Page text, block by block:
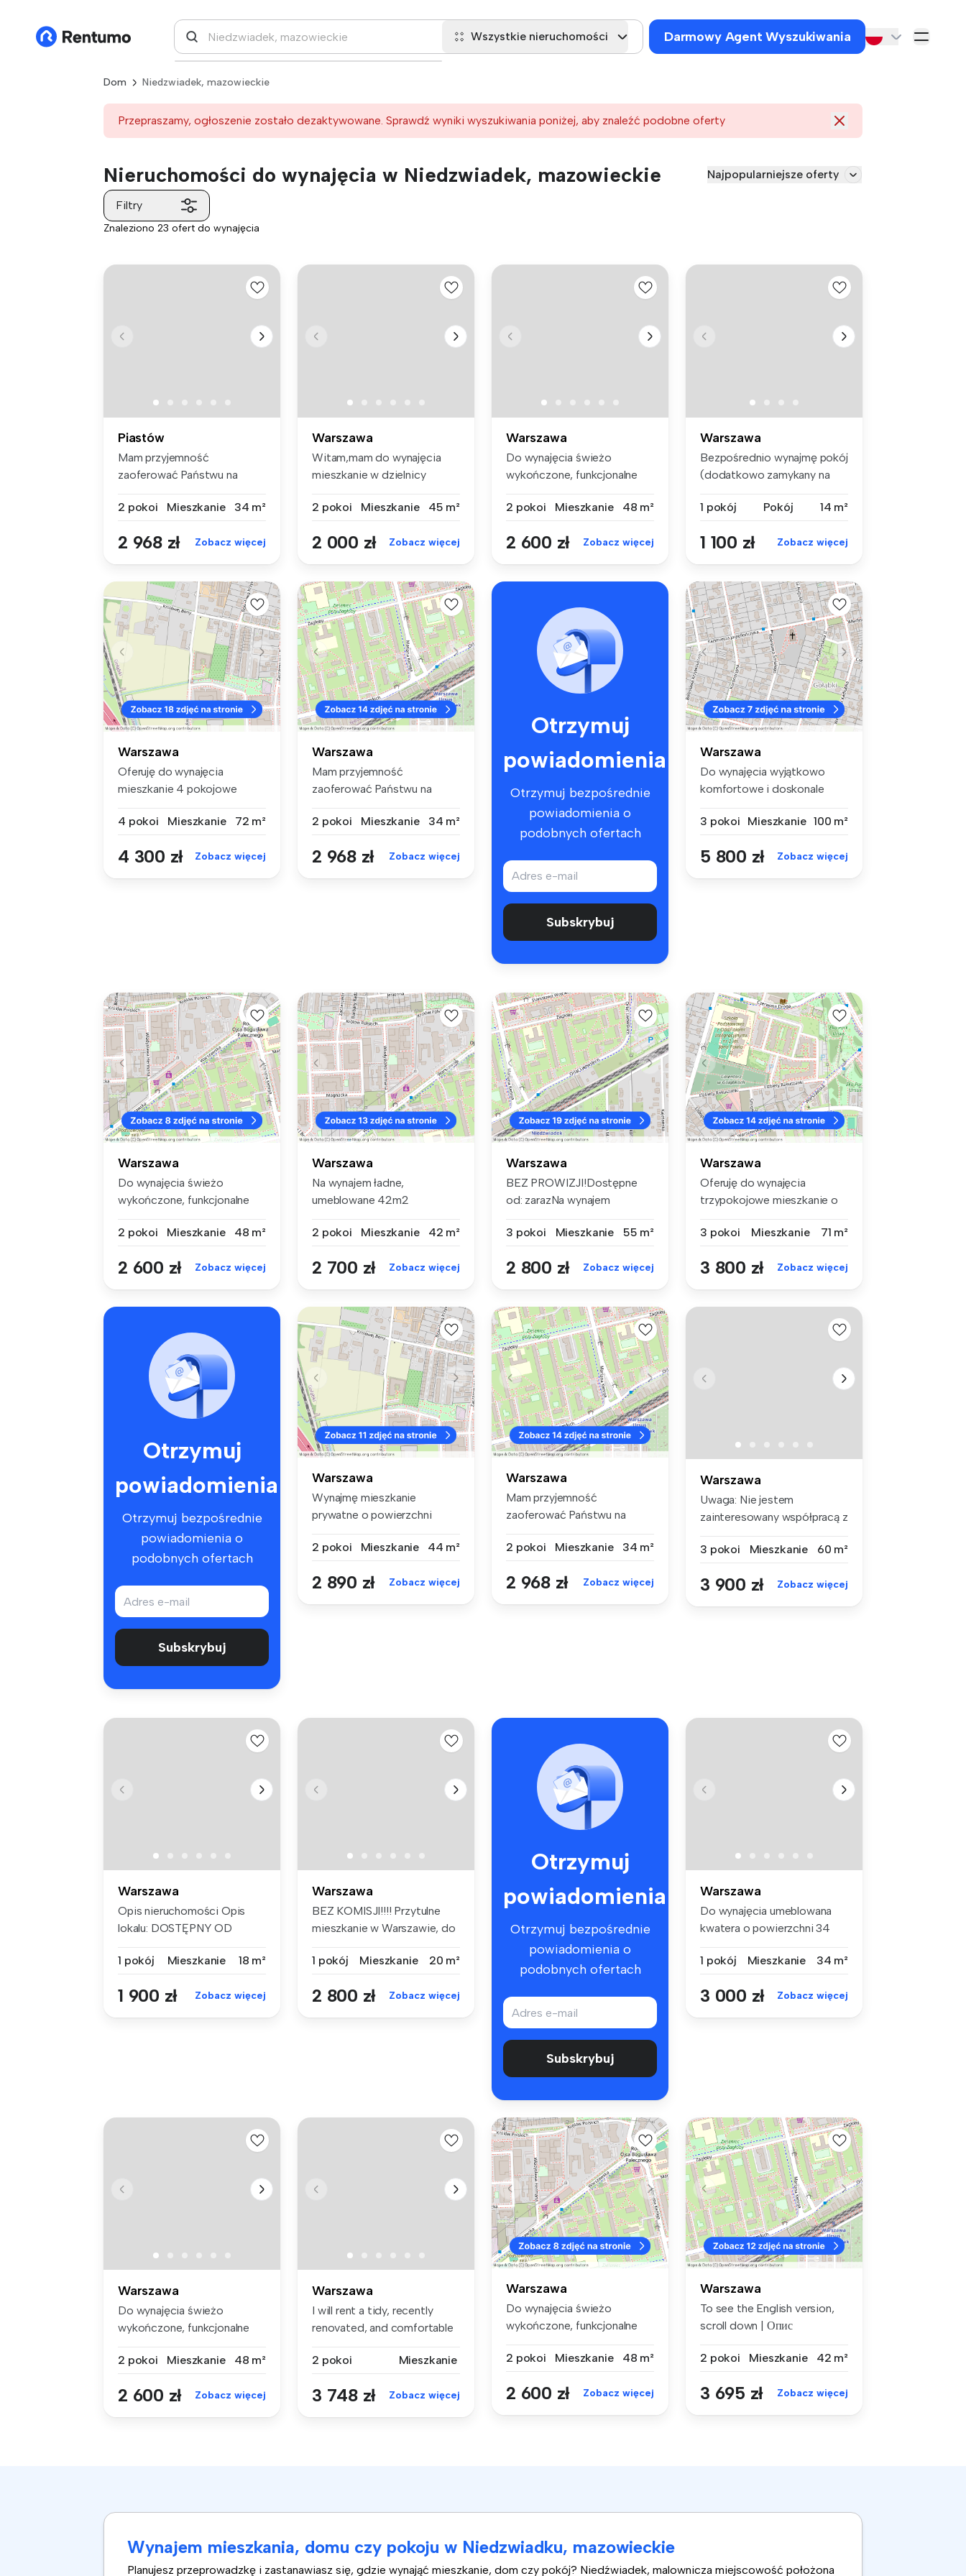
Wszystkie nieruchomości Darmowy Agent Wyszukiwania
Dom Niedzwiadek, mazowieckie
Przepraszamy, ogłoszenie zostało dezaktywowane. Sprawdź wyniki wyszukiwania poniżej, aby znaleźć podobne oferty
Nieruchomości do wynajęcia w Niedzwiadek, mazowieckie Najpopularniejsze oferty
Filtry
Znaleziono 23 ofert do wynajęcia
Piastów
Mam przyjemność
zaoferować Państwu na
2 pokoi
Mieszkanie 34 m²
2 968 zł Zobacz więcej
Warszawa
Witam,mam do wynajęcia
mieszkanie w dzielnicy
2 pokoi
Mieszkanie 45 m²
2 000 zł Zobacz więcej
Warszawa
Do wynajęcia świeżo
wykończone, funkcjonalne
2 pokoi
Mieszkanie 48 m²
2 600 zł Zobacz więcej
Warszawa
Bezpośrednio wynajmę pokój
(dodatkowo zamykany na
1 pokój
Pokój 14 m²
1 100 zł Zobacz więcej
Warszawa
Oferuję do wynajęcia
mieszkanie 4 pokojowe
4 pokoi
Mieszkanie 72 m²
4 300 zł Zobacz więcej
Warszawa
Mam przyjemność
zaoferować Państwu na
2 pokoi
Mieszkanie 34 m²
2 968 zł Zobacz więcej
Otrzymuj
powiadomienia
Otrzymuj bezpośrednie
powiadomienia o
podobnych ofertach
Subskrybuj
Warszawa
Do wynajęcia wyjątkowo
komfortowe i doskonale
3 pokoi
Mieszkanie 100 m²
5 800 zł Zobacz więcej
Warszawa
Do wynajęcia świeżo
wykończone, funkcjonalne
2 pokoi
Mieszkanie 48 m²
2 600 zł Zobacz więcej
Warszawa
Na wynajem ładne,
umeblowane 42m2
2 pokoi
Mieszkanie 42 m²
2 700 zł Zobacz więcej
Warszawa
BEZ PROWIZJI!Dostępne
od: zarazNa wynajem
3 pokoi
Mieszkanie 55 m²
2 800 zł Zobacz więcej
Warszawa
Oferuję do wynajęcia
trzypokojowe mieszkanie o
3 pokoi
Mieszkanie 71 m²
3 800 zł Zobacz więcej
Otrzymuj
powiadomienia
Otrzymuj bezpośrednie
powiadomienia o
podobnych ofertach
Subskrybuj
Warszawa
Wynajmę mieszkanie
prywatne o powierzchni
2 pokoi
Mieszkanie 44 m²
2 890 zł Zobacz więcej
Warszawa
Mam przyjemność
zaoferować Państwu na
2 pokoi
Mieszkanie 34 m²
2 968 zł Zobacz więcej
Warszawa
Uwaga: Nie jestem
zainteresowany współpracą z
3 pokoi
Mieszkanie 60 m²
3 900 zł Zobacz więcej
Warszawa
Opis nieruchomości Opis
lokalu: DOSTĘPNY OD
1 pokój
Mieszkanie 18 m²
1 900 zł Zobacz więcej
Warszawa
BEZ KOMISJI!!!! Przytulne
mieszkanie w Warszawie, do
1 pokój
Mieszkanie 20 m²
2 800 zł Zobacz więcej
Otrzymuj
powiadomienia
Otrzymuj bezpośrednie
powiadomienia o
podobnych ofertach
Subskrybuj
Warszawa
Do wynajęcia umeblowana
kwatera o powierzchni 34
1 pokój
Mieszkanie 34 m²
3 000 zł Zobacz więcej
Warszawa
Do wynajęcia świeżo
wykończone, funkcjonalne
2 pokoi
Mieszkanie 48 m²
2 600 zł Zobacz więcej
Warszawa
I will rent a tidy, recently
renovated, and comfortable
2 pokoi
Mieszkanie
3 748 zł Zobacz więcej
Warszawa
Do wynajęcia świeżo
wykończone, funkcjonalne
2 pokoi
Mieszkanie 48 m²
2 600 zł Zobacz więcej
Warszawa
To see the English version,
scroll down | Опис
2 pokoi
Mieszkanie 42 m²
3 695 zł Zobacz więcej
Wynajem mieszkania, domu czy pokoju w Niedzwiadku, mazowieckie
Planujesz przeprowadzkę i zastanawiasz się, gdzie wynająć mieszkanie, dom czy pokój? Niedźwiadek, malownicza miejscowość położona